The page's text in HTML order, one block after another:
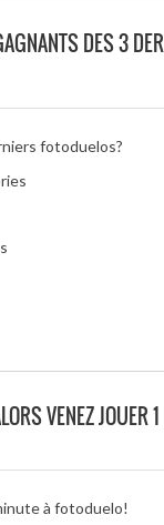
DES 3
fotoduelos?
VENEZ JOUER
à fotoduelo!